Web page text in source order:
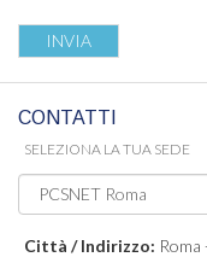
CONTATTI
SELEZIONA LA TUA SEDE
Città / Indirizzo: Roma